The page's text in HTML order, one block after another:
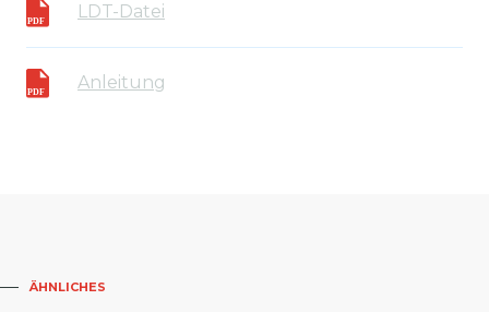
LDT-Datei
Anleitung
ÄHNLICHES